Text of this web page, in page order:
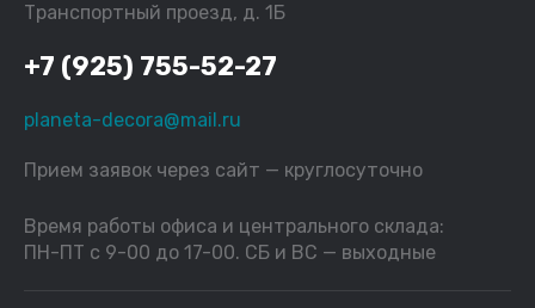
Транспортный проезд, д. 1Б
+7 (925) 755-52-27
planeta-decora@mail.ru
Прием заявок через сайт — круглосуточно
Время работы офиса и центрального склада:
ПН-ПТ с 9-00 до 17-00. СБ и ВС — выходные